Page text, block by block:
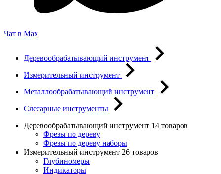
Чат в Max
Деревообрабатывающий инструмент
Измерительный инструмент
Металлообрабатывающий инструмент
Слесарные инструменты
Деревообрабатывающий инструмент 14 товаров
Фрезы по дереву
Фрезы по дереву наборы
Измерительный инструмент 26 товаров
Глубиномеры
Индикаторы